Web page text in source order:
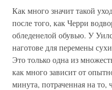
Как много значит такой
после того, как Черри
обледенелой обувью. У
наготове для перемены
Это только одна из
как много зависит от
минута, потраченная на